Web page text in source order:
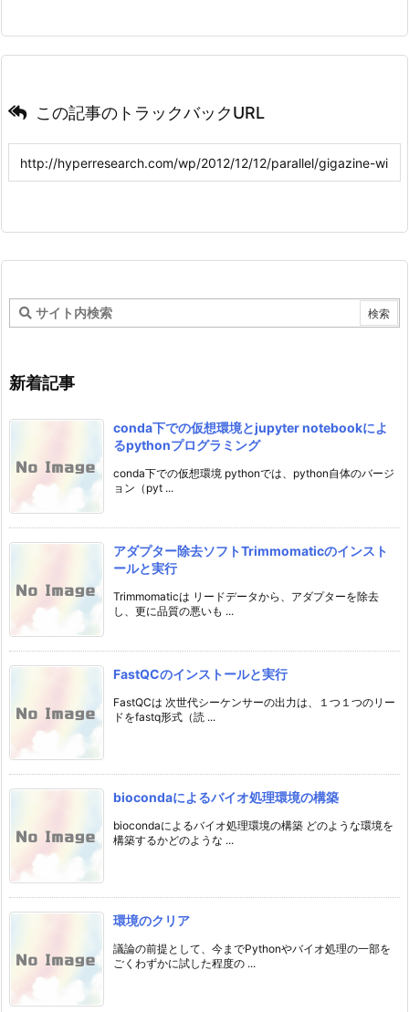
この記事のトラックバックURL
新着記事
conda下での仮想環境とjupyter notebookによ
るpythonプログラミング
conda下での仮想環境 pythonでは、python自体のバージ
ョン（pyt ...
アダプター除去ソフトTrimmomaticのインスト
ールと実行
Trimmomaticは リードデータから、アダプターを除去
し、更に品質の悪いも ...
FastQCのインストールと実行
FastQCは 次世代シーケンサーの出力は、１つ１つのリー
ドをfastq形式（読 ...
biocondaによるバイオ処理環境の構築
biocondaによるバイオ処理環境の構築 どのような環境を
構築するかどのような ...
環境のクリア
議論の前提として、今までPythonやバイオ処理の一部を
ごくわずかに試した程度の ...